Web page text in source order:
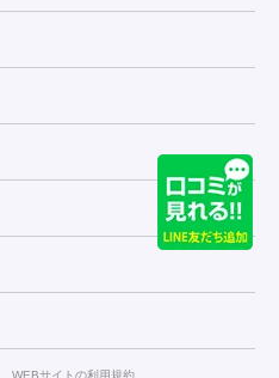
WEBサイトの利用規約